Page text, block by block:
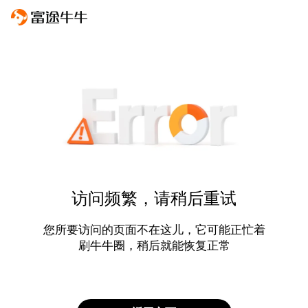
访问频繁，请稍后重试
您所要访问的页面不在这儿，它可能正忙着
刷牛牛圈，稍后就能恢复正常